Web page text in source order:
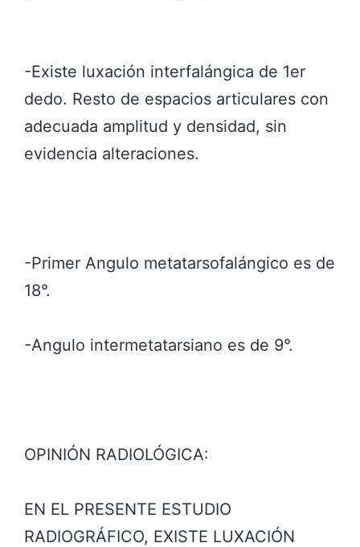
-Existe luxación interfalángica de 1er
dedo. Resto de espacios articulares con
adecuada amplitud y densidad, sin
evidencia alteraciones.
-Primer Angulo metatarsofalángico es de
18°.
-Angulo intermetatarsiano es de 9°.
OPINIÓN RADIOLÓGICA:
EN EL PRESENTE ESTUDIO
RADIOGRÁFICO, EXISTE LUXACIÓN